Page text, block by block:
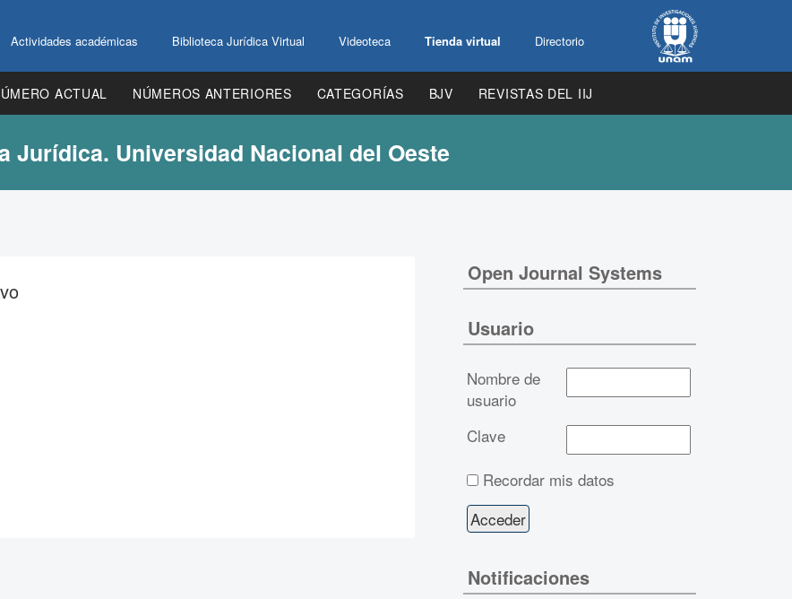
Actividades académicas Biblioteca Jurídica Virtual Videoteca Tienda virtual Directorio
ACTUAL NÚMEROS ANTERIORES CATEGORÍAS BJV REVISTAS DEL IIJ
Jurídica. Universidad Nacional del Oeste
Open Journal Systems
Usuario
Nombre de
usuario
Clave
Recordar mis datos
Notificaciones